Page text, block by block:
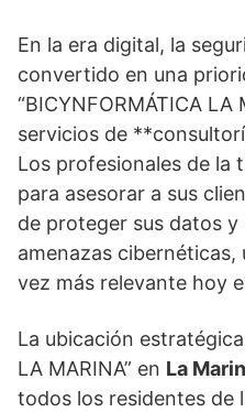
En la era digital, la
convertido en una
“BICYNFORMÁTICA LA
servicios de
Los profesionales de la
para asesorar a sus
de proteger sus datos
amenazas
vez más relevante hoy
La ubicación
LA MARINA” en La
todos los residentes de